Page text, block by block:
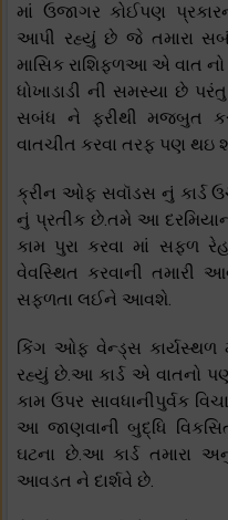
માં ઉજાગર કોઈપણ
આપી રહ્યું છે જે તમારા
માસિક રાશિફળઆ એ વાત
ધોખાડાડી ની સમસ્યા છે
સબંધ ને ફરીથી મજબુત
વાતચીત કરવા તરફ પણ થઇ
ક્રીન ઓફ સવૉડસ નું કાર્ડ
નું પ્રતીક છે.તમે આ
કામ પુરા કરવા માં સફળ
વેવસ્થિત કરવાની તમારી
સફળતા લઈને આવશે.
કિંગ ઓફ વેન્ડ્સ
રહ્યું છે.આ કાર્ડ એ વાતનો
કામ ઉપર સાવધાનીપુર્વક
આ જાણવાની બુદ્ધિ
ઘટના છે.આ કાર્ડ તમારા
આવડત ને દાર્શવે છે.